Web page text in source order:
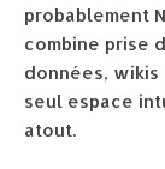
probablement
combine prise
données,
seul espace
atout.